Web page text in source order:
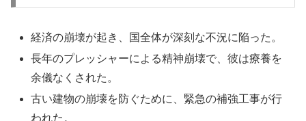
経済の崩壊が起き、国全体が深刻な不況に陥った。
長年のプレッシャーによる精神崩壊で、彼は療養を
余儀なくされた。
古い建物の崩壊を防ぐために、緊急の補強工事が行
われた。